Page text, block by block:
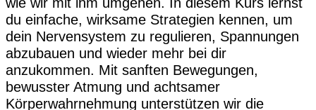
du einfache, wirksame Strategien kennen, um
dein Nervensystem zu regulieren, Spannungen
abzubauen und wieder mehr bei dir
anzukommen. Mit sanften Bewegungen,
bewusster Atmung und achtsamer
Körperwahrnehmung unterstützen wir die